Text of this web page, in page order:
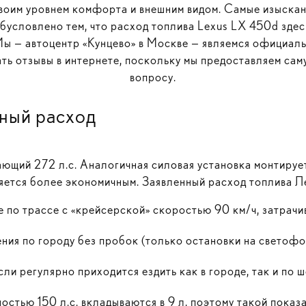
уровнем комфорта и внешним видом. Самые
тем, что расход топлива Lexus LX 450d
— автоцентр «Кунцево» в Москве — являемся
отзывы в интернете, поскольку мы предоставляем
вопросу.
расход
272 л.с. Аналогичная силовая установка
более экономичным. Заявленный расход топлива
по трассе с «крейсерской» скоростью 90 км/ч,
по городу без пробок (только остановки на
регулярно приходится ездить как в городе, так и по
150 л.с. вкладываются в 9 л, поэтому такой